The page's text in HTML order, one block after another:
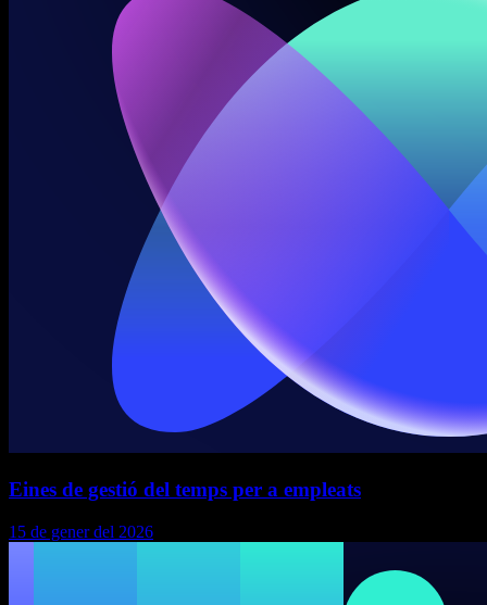
Eines de gestió del temps per a empleats
15 de gener del 2026